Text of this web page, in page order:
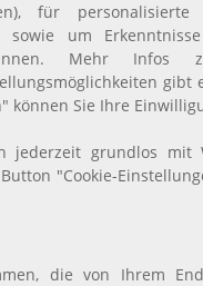
für
sowie um
Mehr Infos
gibt
können Sie Ihre
jederzeit grundlos
"Cookie-
die von Ihrem